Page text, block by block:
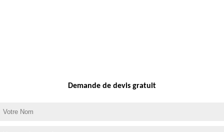
Demande de devis gratuit